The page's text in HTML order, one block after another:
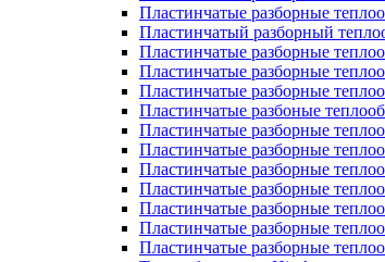
Пластинчатые разборные
Пластинчатый разборный
Пластинчатые разборные
Пластинчатые разборные
Пластинчатые разборные
Пластинчатые разбоные
Пластинчатые разборные
Пластинчатые разборные
Пластинчатые разборные
Пластинчатые разборные
Пластинчатые разборные
Пластинчатые разборные
Пластинчатые разборные